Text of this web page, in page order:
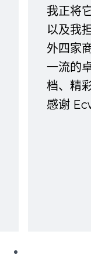
我正将
以及我
外四家
一流的
档、精
感谢